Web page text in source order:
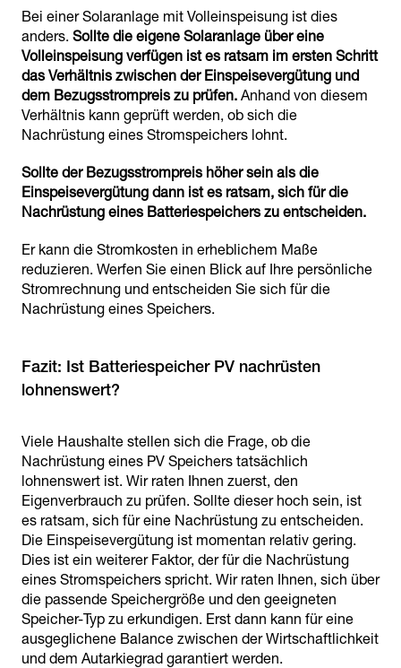
Bei einer Solaranlage mit Volleinspeisung ist dies
anders. Sollte die eigene Solaranlage über eine
Volleinspeisung verfügen ist es ratsam im ersten Schritt
das Verhältnis zwischen der Einspeisevergütung und
dem Bezugsstrompreis zu prüfen. Anhand von diesem
Verhältnis kann geprüft werden, ob sich die
Nachrüstung eines Stromspeichers lohnt.
Sollte der Bezugsstrompreis höher sein als die
Einspeisevergütung dann ist es ratsam, sich für die
Nachrüstung eines Batteriespeichers zu entscheiden.
Er kann die Stromkosten in erheblichem Maße
reduzieren. Werfen Sie einen Blick auf Ihre persönliche
Stromrechnung und entscheiden Sie sich für die
Nachrüstung eines Speichers.
Fazit: Ist Batteriespeicher PV nachrüsten
lohnenswert?
Viele Haushalte stellen sich die Frage, ob die
Nachrüstung eines PV Speichers tatsächlich
lohnenswert ist. Wir raten Ihnen zuerst, den
Eigenverbrauch zu prüfen. Sollte dieser hoch sein, ist
es ratsam, sich für eine Nachrüstung zu entscheiden.
Die Einspeisevergütung ist momentan relativ gering.
Dies ist ein weiterer Faktor, der für die Nachrüstung
eines Stromspeichers spricht. Wir raten Ihnen, sich über
die passende Speichergröße und den geeigneten
Speicher-Typ zu erkundigen. Erst dann kann für eine
ausgeglichene Balance zwischen der Wirtschaftlichkeit
und dem Autarkiegrad garantiert werden.